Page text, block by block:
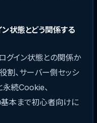
状態とどう関係する
グイン状態との関係か
割、サーバー側セッシ
永続Cookie、
本まで初心者向けに